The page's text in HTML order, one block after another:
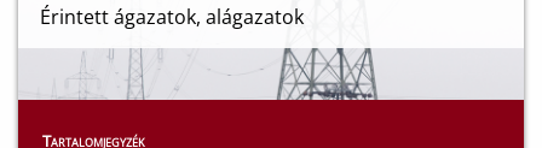
Érintett ágazatok, alágazatok
Tartalomjegyzék